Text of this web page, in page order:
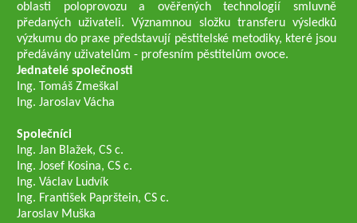
oblasti poloprovozu a ověřených technologií smluvně
předaných uživateli. Významnou složku transferu výsledků
výzkumu do praxe představují pěstitelské metodiky, které jsou
předávány uživatelům - profesním pěstitelům ovoce.
Jednatelé společnosti
Ing. Tomáš Zmeškal
Ing. Jaroslav Vácha
Společníci
Ing. Jan Blažek, CS c.
Ing. Josef Kosina, CS c.
Ing. Václav Ludvík
Ing. František Paprštein, CS c.
Jaroslav Muška